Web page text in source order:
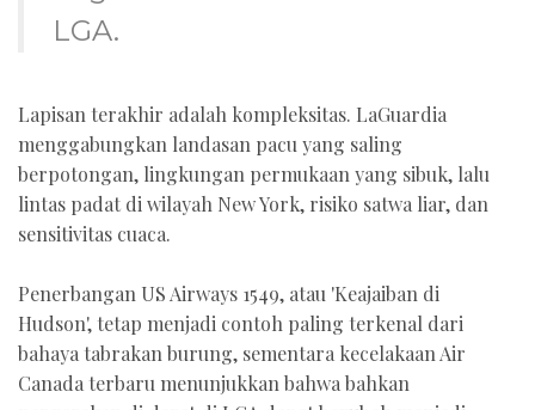
LGA.
Lapisan terakhir adalah kompleksitas. LaGuardia
menggabungkan landasan pacu yang saling
berpotongan, lingkungan permukaan yang sibuk, lalu
lintas padat di wilayah New York, risiko satwa liar, dan
sensitivitas cuaca.
Penerbangan US Airways 1549, atau 'Keajaiban di
Hudson', tetap menjadi contoh paling terkenal dari
bahaya tabrakan burung, sementara kecelakaan Air
Canada terbaru menunjukkan bahwa bahkan